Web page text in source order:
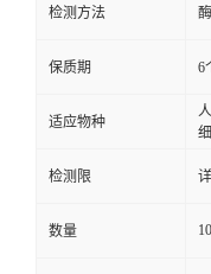
检测方法
保质期 6
适应物种
检测限
数量